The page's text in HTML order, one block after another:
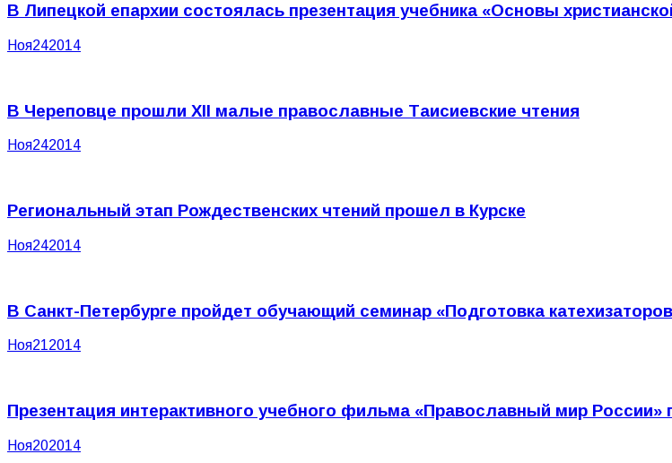
В Липецкой епархии состоялась презентация учебника «Основы
Ноя242014
В Череповце прошли XII малые православные Таисиевские чтения
Ноя242014
Региональный этап Рождественских чтений прошел в Курске
Ноя242014
В Санкт-Петербурге пройдет обучающий семинар «Подготовка
Ноя212014
Презентация интерактивного учебного фильма «Православный мир России»
Ноя202014